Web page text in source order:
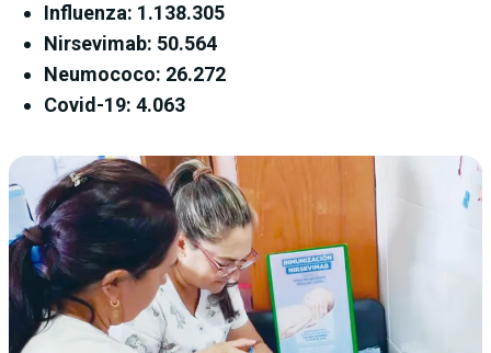
Influenza: 1.138.305
Nirsevimab: 50.564
Neumococo: 26.272
Covid-19: 4.063